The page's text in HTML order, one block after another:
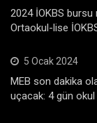
2024 İOKBS
Ortaokul-lise
5 Ocak 2024
MEB son dakika
uçacak: 4 gün